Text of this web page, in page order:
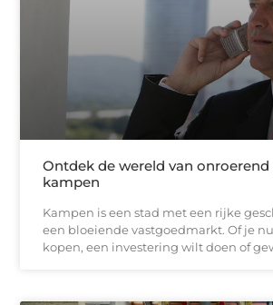
Ontdek de wereld van onroerend
kampen
Kampen is een stad met een rijke
een bloeiende vastgoedmarkt. Of je
kopen, een investering wilt doen of